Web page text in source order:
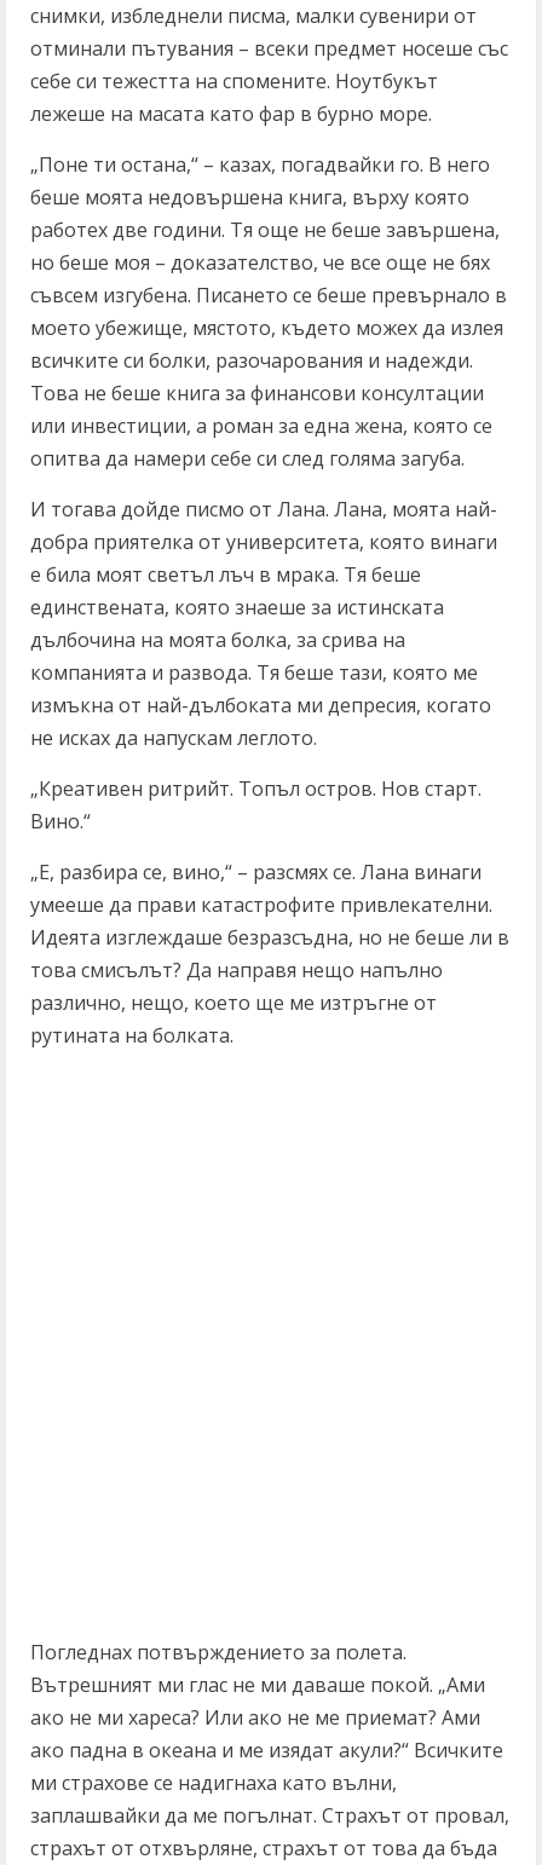
снимки, избледнели писма, малки сувенири от
отминали пътувания – всеки предмет носеше със
себе си тежестта на спомените. Ноутбукът
лежеше на масата като фар в бурно море.
„Поне ти остана,“ – казах, погадвайки го. В него
беше моята недовършена книга, върху която
работех две години. Тя още не беше завършена,
но беше моя – доказателство, че все още не бях
съвсем изгубена. Писането се беше превърнало в
моето убежище, мястото, където можех да излея
всичките си болки, разочарования и надежди.
Това не беше книга за финансови консултации
или инвестиции, а роман за една жена, която се
опитва да намери себе си след голяма загуба.
И тогава дойде писмо от Лана. Лана, моята най-
добра приятелка от университета, която винаги
е била моят светъл лъч в мрака. Тя беше
единствената, която знаеше за истинската
дълбочина на моята болка, за срива на
компанията и развода. Тя беше тази, която ме
измъкна от най-дълбоката ми депресия, когато
не исках да напускам леглото.
„Креативен ритрийт. Топъл остров. Нов старт.
Вино.“
„Е, разбира се, вино,“ – разсмях се. Лана винаги
умееше да прави катастрофите привлекателни.
Идеята изглеждаше безразсъдна, но не беше ли в
това смисълът? Да направя нещо напълно
различно, нещо, което ще ме изтръгне от
рутината на болката.
Погледнах потвърждението за полета.
Вътрешният ми глас не ми даваше покой. „Ами
ако не ми хареса? Или ако не ме приемат? Ами
ако падна в океана и ме изядат акули?“ Всичките
ми страхове се надигнаха като вълни,
заплашвайки да ме погълнат. Страхът от провал,
страхът от отхвърляне, страхът от това да бъда